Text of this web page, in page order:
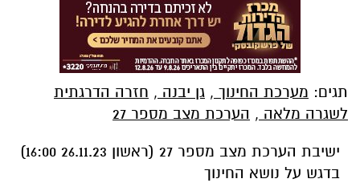
תגים: מערכת החינוך , גן יבנה , חזרה הדרגתית
לשגרה מלאה , הערכת מצב מספר 27
ישיבת הערכת מצב מספר 27 (ראשון 26.11.23 16:00)
בדגש על נושא החינוך